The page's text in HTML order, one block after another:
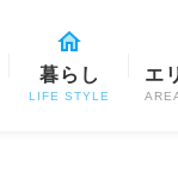
暮らし
LIFE STYLE
エ